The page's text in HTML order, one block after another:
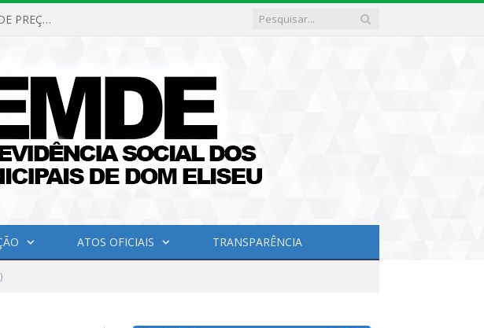
PREGÃO ELETRÔNICO Nº 02/2026-IPSEMDE (REGISTRO DE PREÇOS PARA FUTURA E EVENTUAL AQUISIÇÃO DE MATERIAL DE LIMPEZA E GÊNEROS ALIMENTÍCIOS PARA ATENDER AS NECESSIDADES DO INSTITUTO DE PREVIDÊNCIA SOCIAL DOS SERVIDORES MUNICIPAIS DE DOM ELISEU.)
ATOS OFICIAIS TRANSPARÊNCIA